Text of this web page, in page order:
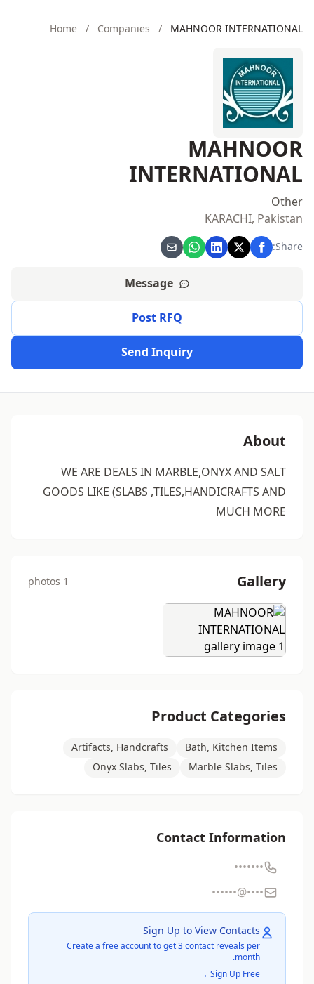
Home / Companies / MAHNOOR INTERNATIONAL
MAHNOOR
INTERNATIONAL
Other
KARACHI, Pakistan
Share:
Message
Post RFQ
Send Inquiry
About
WE ARE DEALS IN MARBLE,ONYX AND SALT
GOODS LIKE (SLABS ,TILES,HANDICRAFTS AND
MUCH MORE
Gallery
1 photos
Product Categories
Bath, Kitchen Items
Artifacts, Handcrafts
Marble Slabs, Tiles
Onyx Slabs, Tiles
Contact Information
•••••••
••••@••••••
Sign Up to View Contacts
Create a free account to get 3 contact reveals per
month.
Sign Up Free →